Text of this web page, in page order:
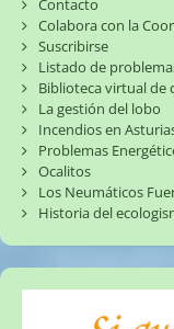
Contacto
Colabora con la
Suscribirse
Listado de
Biblioteca virtual de
La gestión del lobo
Incendios en
Problemas
Ocalitos
Los Neumáticos
Historia del